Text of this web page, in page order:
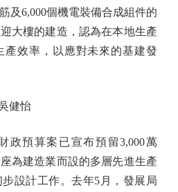
及6,000個機電裝備合成組件的
大樓的建造，認為在本地生產
產效率，以應對未來的基建發
健怡
預算案已宣布預留3,000萬
為建造業而設的多層先進生產
設計工作。去年5月，發展局